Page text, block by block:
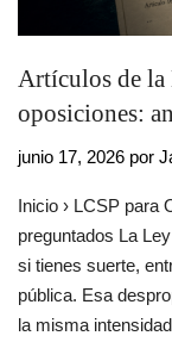
Artículos de la
oposiciones:
junio 17, 2026 por
Inicio › LCSP para
preguntados La
si tienes suerte,
pública. Esa
la misma